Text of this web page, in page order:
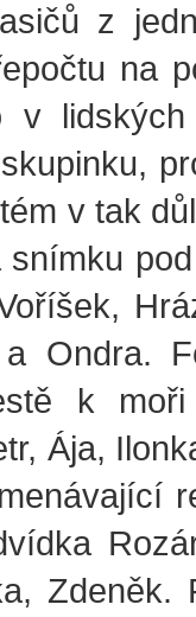
z
na
v
v tak
snímku
Ondra.
k
Ája,
Zdeněk.